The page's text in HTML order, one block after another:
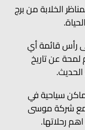
الخلابة من برج
رأس قائمة أي
لمحة عن تاريخ
سياحية في
مع شركة موسى
رحلاتها.